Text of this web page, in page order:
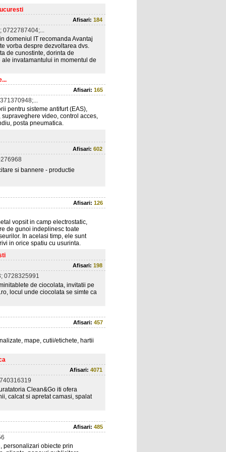
Afisari: 184
0722787404;...
domeniul IT recomanda Avantaj
vorba despre dezvoltarea dvs.
de cunostinte, dorinta de
invatamantului in momentul de
Afisari: 165
pentru sisteme antifurt (EAS),
video, control acces,
posta pneumatica.
Afisari: 602
si bannere - productie
Afisari: 126
vopsit in camp electrostatic,
de gunoi indeplinesc toate
In acelasi timp, ele sunt
in orice spatiu cu usurinta.
Afisari: 198
0728325991
de ciocolata, invitatii pe
locul unde ciocolata se simte ca
Afisari: 457
mape, cutii/etichete, hartii
Afisari: 4071
Clean&Go iti ofera
calcat si apretat camasi, spalat
Afisari: 485
personalizari obiecte prin